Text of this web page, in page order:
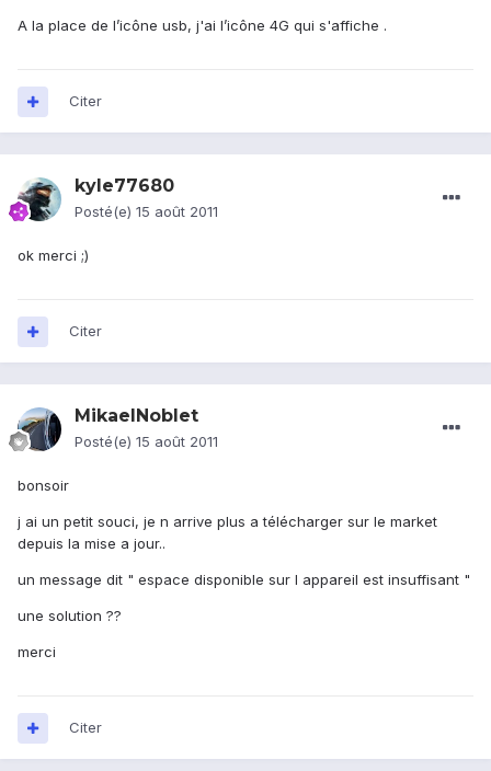
A la place de l’icône usb, j'ai l’icône 4G qui s'affiche .
Citer
kyle77680
Posté(e) 15 août 2011
ok merci ;)
Citer
MikaelNoblet
Posté(e) 15 août 2011
bonsoir
j ai un petit souci, je n arrive plus a télécharger sur le market
depuis la mise a jour..
un message dit " espace disponible sur l appareil est insuffisant "
une solution ??
merci
Citer